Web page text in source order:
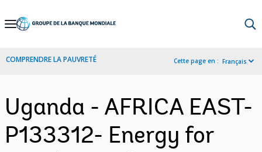
Skip
Navigation
COMPRENDRE LA PAUVRETÉ Cette page en : Français
Uganda - AFRICA EAST-
P133312- Energy for